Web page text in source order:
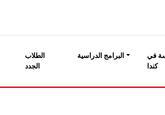
الطلاب
الجدد
البرامج الدراسية
في
كندا